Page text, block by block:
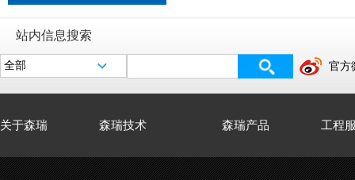
絮凝剂
注水用螯合剂
固井减轻剂
固井水泥减阻剂
低固相钻井液用增粘降滤失剂
钻井液用极压液体润滑剂
钻井液用降滤失剂
站内信息搜索
官方
关于森瑞 森瑞技术 森瑞产品 工程